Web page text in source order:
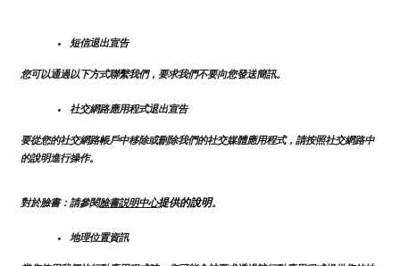
短信退出宣告
您可以通過以下方式聯繫我們，要求我們不要向您發送簡訊。
社交網路應用程式退出宣告
要從您的社交網路帳戶中移除或刪除我們的社交媒體應用程式，請按照社交網路中
的說明進行操作。
對於臉書：請參閱臉書説明中心提供的說明。
地理位置資訊